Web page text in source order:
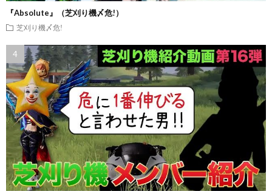
『Absolute』（芝刈り機〆危!）
芝刈り機〆危!